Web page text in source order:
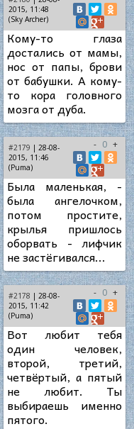
2015, 11:48
(Sky Archer)
Кому-то глаза
достались от мамы,
нос от папы, брови
от бабушки. А кому-
то кора головного
мозга от дуба.
#2179 | 28-08-
2015, 11:46
(Puma)
- 0 +
Была маленькая, -
была ангелочком,
потом простите,
крылья пришлось
оборвать - лифчик
не застёгивался...
#2178 | 28-08-
2015, 11:42
(Puma)
- 0 +
Вот любит тебя
один человек,
второй, третий,
четвёртый, а пятый
не любит. Ты
выбираешь именно
пятого.